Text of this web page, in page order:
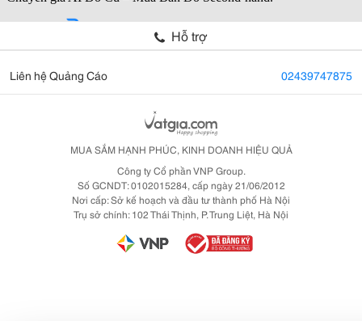
Hỗ trợ
Liên hệ Quảng Cáo 02439747875
MUA SẮM HẠNH PHÚC, KINH DOANH HIỆU QUẢ
Công ty Cổ phần VNP Group.
Số GCNDT: 0102015284, cấp ngày 21/06/2012
Nơi cấp: Sở kế hoạch và đầu tư thành phố Hà Nội
Trụ sở chính: 102 Thái Thịnh, P. Trung Liệt, Hà Nội